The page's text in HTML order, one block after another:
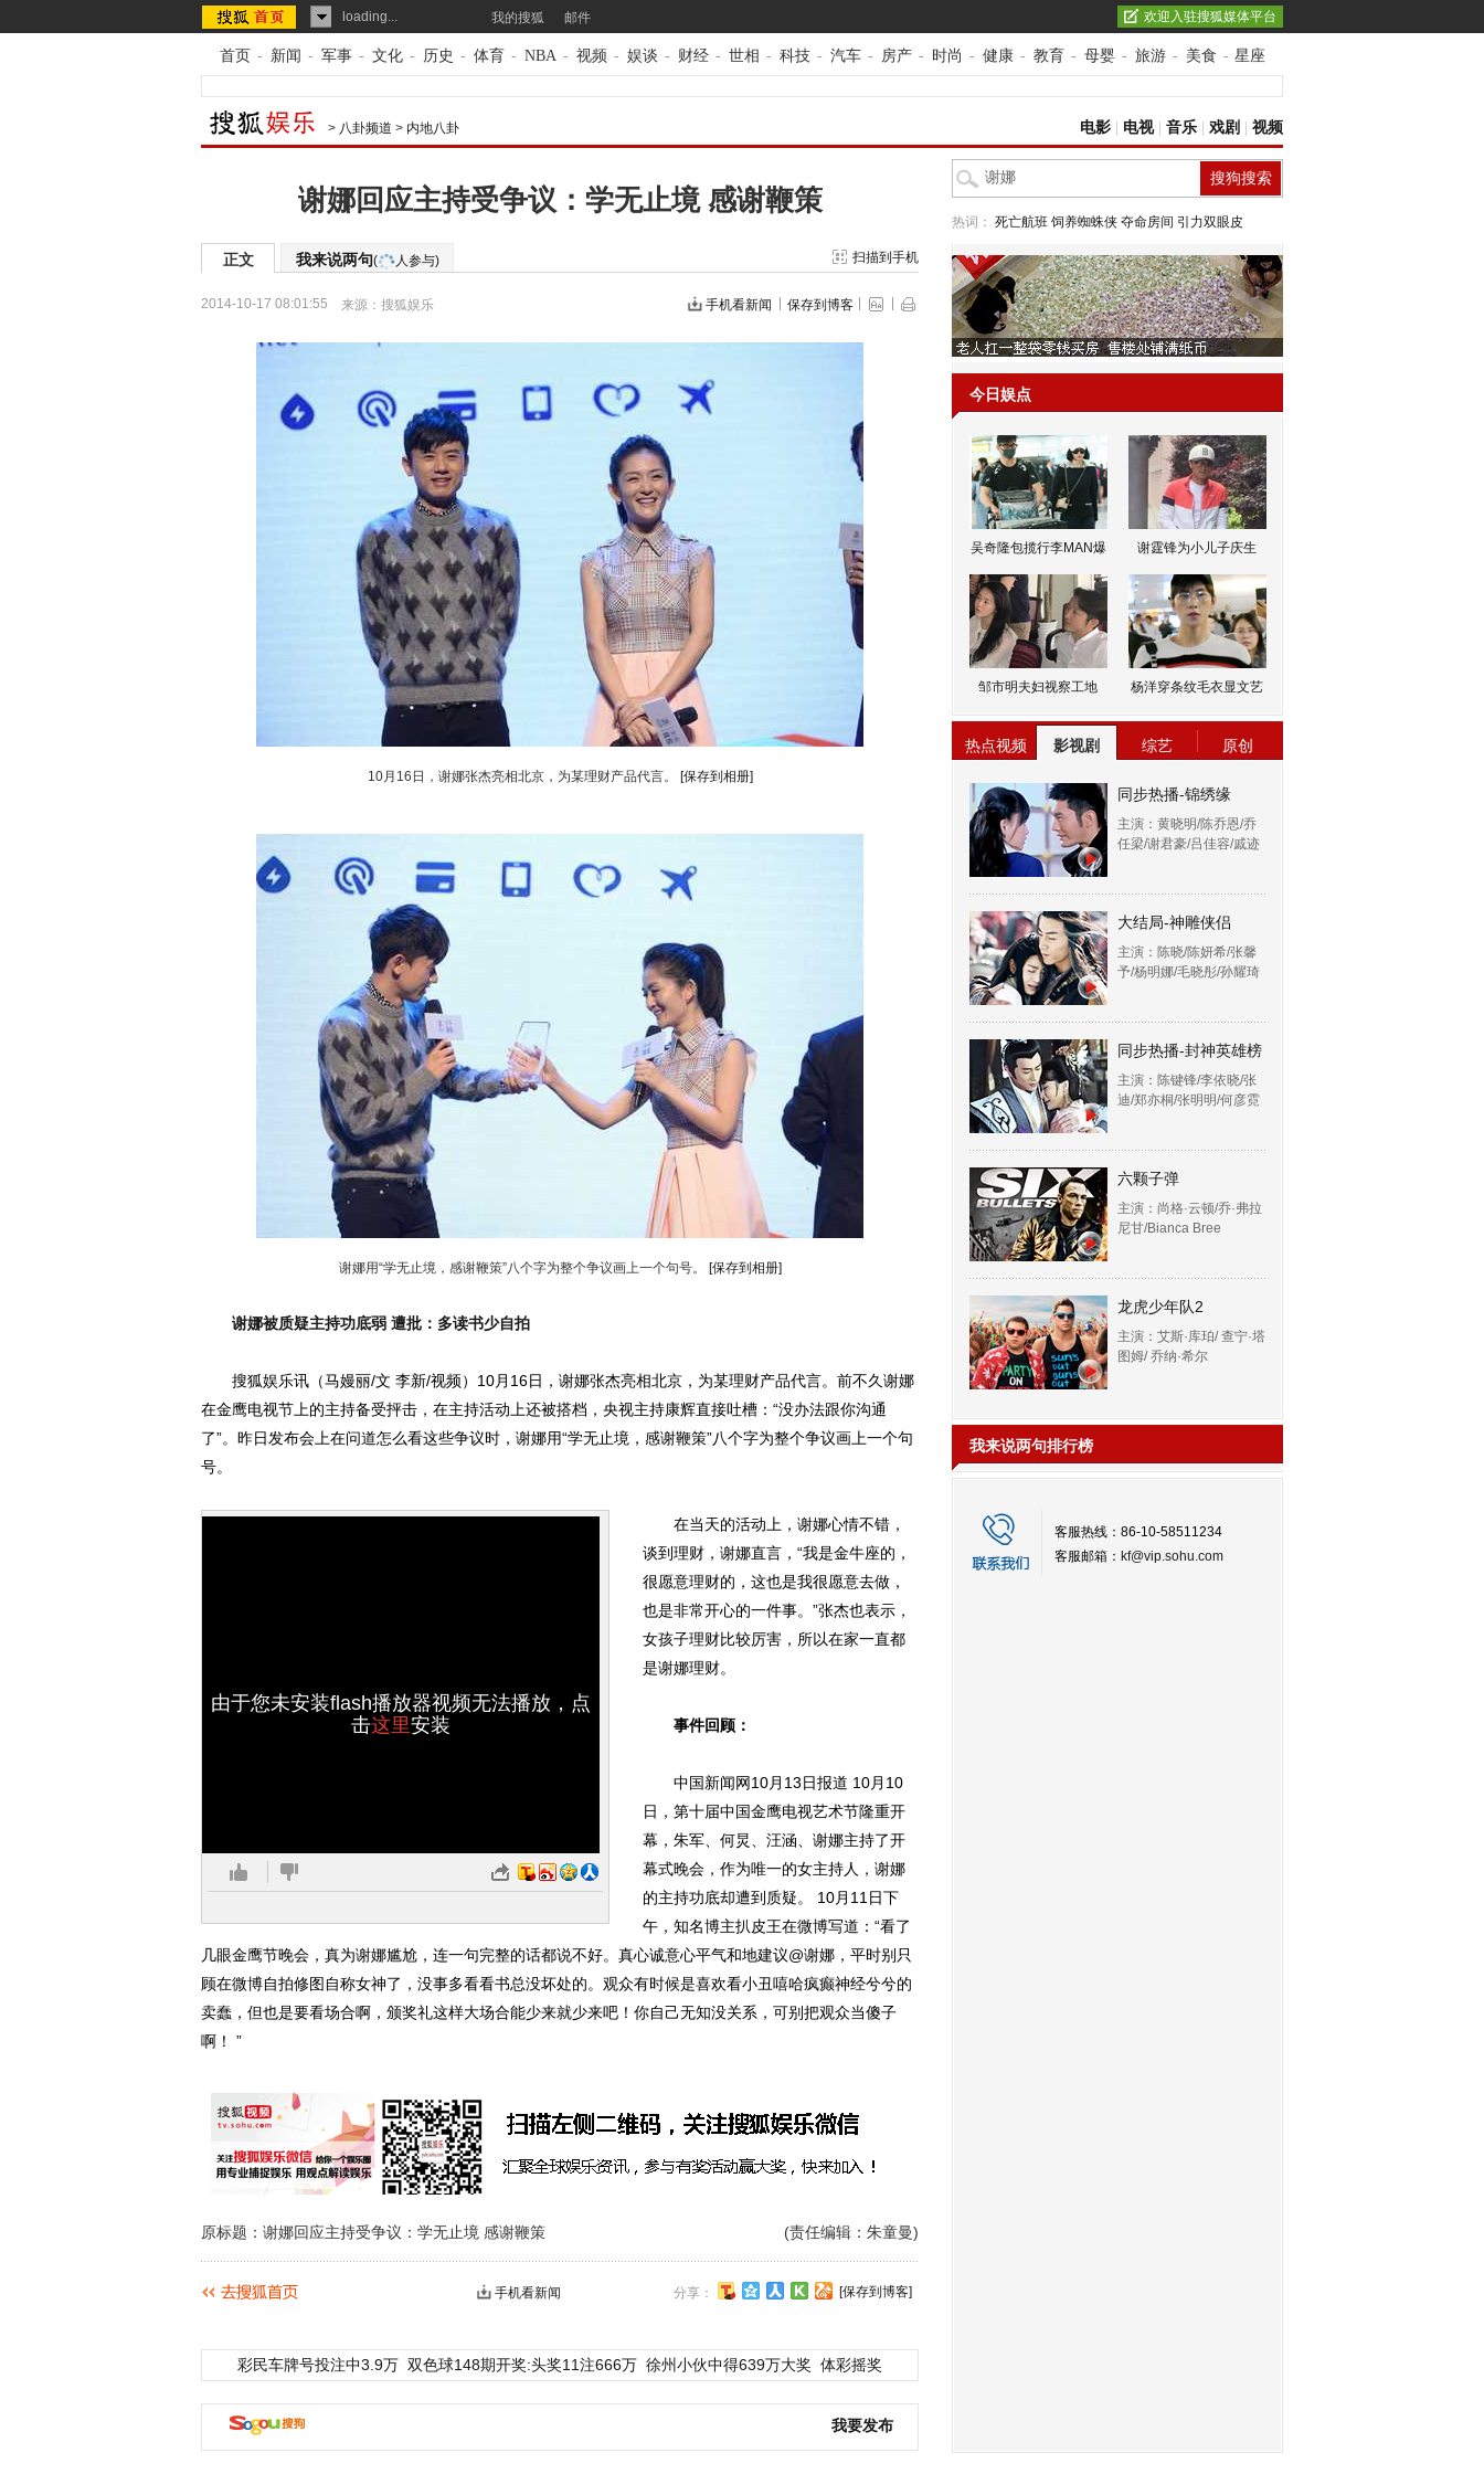
loading... 我的搜狐 邮件 欢迎入驻搜狐媒体平台
首页 - 新闻 - 军事 - 文化 - 历史 - 体育 - NBA - 视频 - 娱谈 - 财经 - 世相 - 科技 - 汽车 - 房产 - 时尚 - 健康 - 教育 - 母婴 - 旅游 - 美食 - 星座
> 八卦频道 > 内地八卦 电影 电视| 音乐 戏剧 视频
谢娜回应主持受争议：学无止境 感谢鞭策
正文 我来说两句( 人参与) 扫描到手机
2014-10-17 08:01:55 来源： 搜狐娱乐 手机看新闻 保存到博客
10月16日，谢娜张杰亮相北京，为某理财产品代言。 [保存到相册]
谢娜用“学无止境，感谢鞭策”八个字为整个争议画上一个句号。 [保存到相册]
谢娜被质疑主持功底弱 遭批：多读书少自拍
搜狐娱乐讯（马嫚丽/文 李新/视频）10月16日，谢娜张杰亮相北京，为某理财产品代言。前不久谢娜
在金鹰电视节上的主持备受抨击，在主持活动上还被搭档，央视主持康辉直接吐槽：“没办法跟你沟通
了”。昨日发布会上在问道怎么看这些争议时，谢娜用“学无止境，感谢鞭策”八个字为整个争议画上一个句
号。
由于您未安装flash播放器视频无法播放，点
击这里安装
在当天的活动上，谢娜心情不错，
谈到理财，谢娜直言，“我是金牛座的，
很愿意理财的，这也是我很愿意去做，
也是非常开心的一件事。”张杰也表示，
女孩子理财比较厉害，所以在家一直都
是谢娜理财。
事件回顾：
中国新闻网10月13日报道 10月10
日，第十届中国金鹰电视艺术节隆重开
幕，朱军、何炅、汪涵、谢娜主持了开
幕式晚会，作为唯一的女主持人，谢娜
的主持功底却遭到质疑。 10月11日下
午，知名博主扒皮王在微博写道：“看了
几眼金鹰节晚会，真为谢娜尴尬，连一句完整的话都说不好。真心诚意心平气和地建议@谢娜，平时别只
顾在微博自拍修图自称女神了，没事多看看书总没坏处的。观众有时候是喜欢看小丑嘻哈疯癫神经兮兮的
卖蠢，但也是要看场合啊，颁奖礼这样大场合能少来就少来吧！你自己无知没关系，可别把观众当傻子
啊！ ”
(责任编辑：朱童曼)
原标题：谢娜回应主持受争议：学无止境 感谢鞭策
分享： [保存到博客]
手机看新闻
彩民车牌号投注中3.9万 双色球148期开奖:头奖11注666万 徐州小伙中得639万大奖 体彩摇奖
我要发布
热词： 死亡航班 饲养蜘蛛侠 夺命房间 引力双眼皮
今日娱点
吴奇隆包揽行李MAN爆 谢霆锋为小儿子庆生
邹市明夫妇视察工地 杨洋穿条纹毛衣显文艺
热点视频 影视剧 综艺 原创
同步热播-锦绣缘
主演：黄晓明/陈乔恩/乔
任梁/谢君豪/吕佳容/戚迹
大结局-神雕侠侣
主演：陈晓/陈妍希/张馨
予/杨明娜/毛晓彤/孙耀琦
同步热播-封神英雄榜
主演：陈键锋/李依晓/张
迪/郑亦桐/张明明/何彦霓
六颗子弹
主演：尚格·云顿/乔·弗拉
尼甘/Bianca Bree
龙虎少年队2
主演：艾斯·库珀/ 查宁·塔
图姆/ 乔纳·希尔
我来说两句排行榜
客服热线：86-10-58511234
客服邮箱： kf@vip.sohu.com